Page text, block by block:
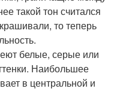
такой тон считался
то теперь
белые, серые или
Наибольшее
в центральной и